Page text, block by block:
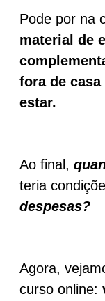
Pode por na
material de
fora de casa
estar.
Ao final,
teria
despesas?
Agora,
curso online: